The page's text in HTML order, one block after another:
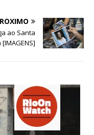
ao Santa